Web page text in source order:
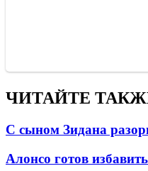
ЧИТАЙТЕ
С сыном Зидана
Алонсо готов